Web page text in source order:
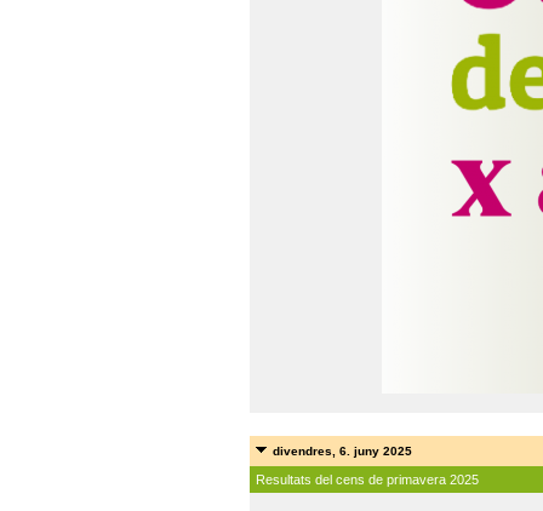
divendres, 6. juny 2025
Resultats del cens de primavera 2025